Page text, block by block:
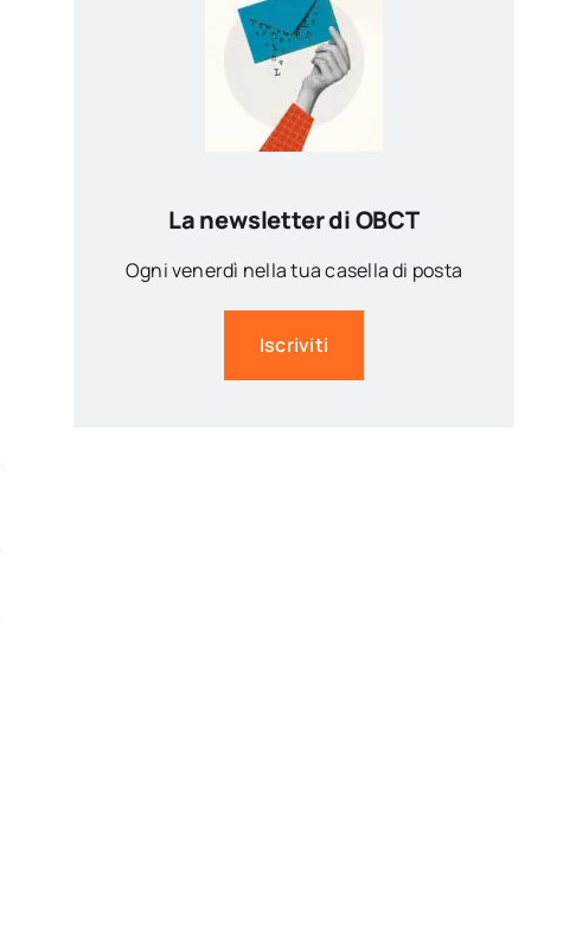
La newsletter di OBCT
Ogni venerdì nella tua casella di posta
Iscriviti